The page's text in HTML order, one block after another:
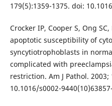
179(5):1359-1375. doi:
Crocker IP, Cooper S, Ong
apoptotic susceptibility of
syncytiotrophoblasts in
complicated with
restriction. Am J Pathol. 2003;
10.1016/s0002-